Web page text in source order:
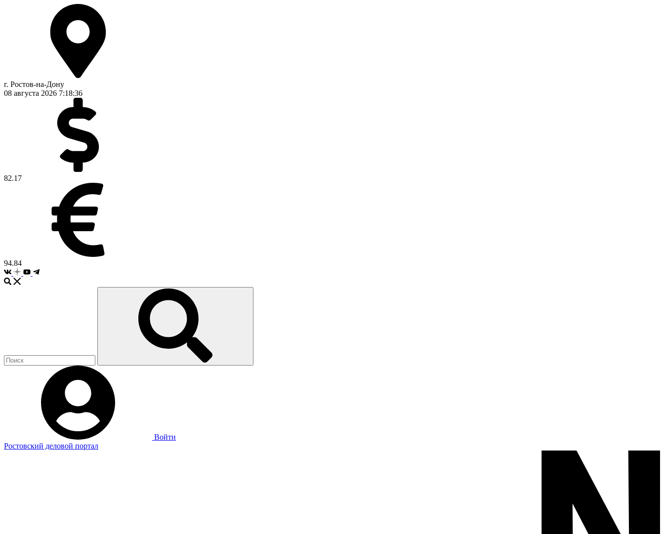
г. Ростов-на-Дону
08 августа 2026 7:18:37
82.17
94.84
Войти
Ростовский деловой портал